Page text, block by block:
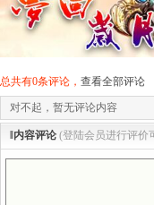
总共有0条评论， 查看全部评论
对不起，暂无评论内容
‖内容评论 (登陆会员进行评价